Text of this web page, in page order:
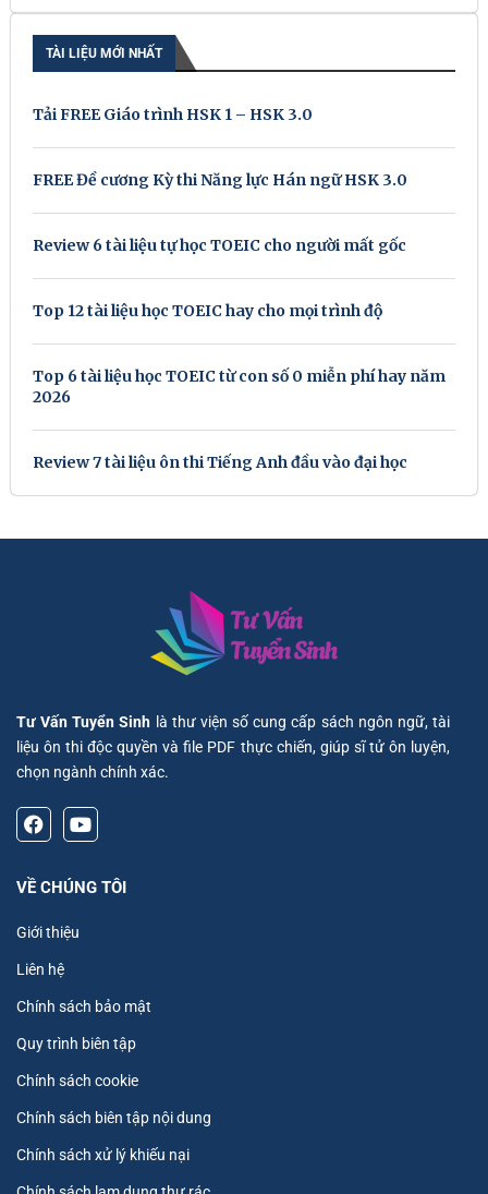
TÀI LIỆU MỚI NHẤT
Tải FREE Giáo trình HSK 1 – HSK 3.0
FREE Đề cương Kỳ thi Năng lực Hán ngữ HSK 3.0
Review 6 tài liệu tự học TOEIC cho người mất gốc
Top 12 tài liệu học TOEIC hay cho mọi trình độ
Top 6 tài liệu học TOEIC từ con số 0 miễn phí hay năm
2026
Review 7 tài liệu ôn thi Tiếng Anh đầu vào đại học
Tư Vấn Tuyển Sinh là thư viện số cung cấp sách ngôn ngữ, tài
liệu ôn thi độc quyền và file PDF thực chiến, giúp sĩ tử ôn luyện,
chọn ngành chính xác.
VỀ CHÚNG TÔI
Giới thiệu
Liên hệ
Chính sách bảo mật
Quy trình biên tập
Chính sách cookie
Chính sách biên tập nội dung
Chính sách xử lý khiếu nại